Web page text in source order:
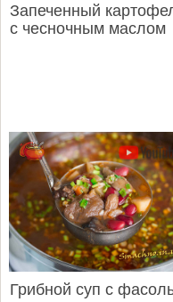
Запеченный
с чесночным маслом
Грибной суп с